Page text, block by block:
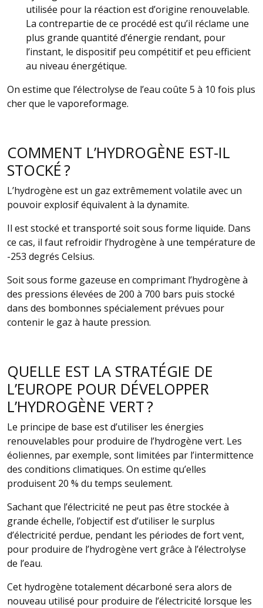
utilisée pour la réaction est d’origine renouvelable.
La contrepartie de ce procédé est qu’il réclame une
plus grande quantité d’énergie rendant, pour
l’instant, le dispositif peu compétitif et peu efficient
au niveau énergétique.
On estime que l’électrolyse de l’eau coûte 5 à 10 fois plus
cher que le vaporeformage.
COMMENT L’HYDROGÈNE EST-IL
STOCKÉ ?
L’hydrogène est un gaz extrêmement volatile avec un
pouvoir explosif équivalent à la dynamite.
Il est stocké et transporté soit sous forme liquide. Dans
ce cas, il faut refroidir l’hydrogène à une température de
-253 degrés Celsius.
Soit sous forme gazeuse en comprimant l’hydrogène à
des pressions élevées de 200 à 700 bars puis stocké
dans des bombonnes spécialement prévues pour
contenir le gaz à haute pression.
QUELLE EST LA STRATÉGIE DE
L’EUROPE POUR DÉVELOPPER
L’HYDROGÈNE VERT ?
Le principe de base est d’utiliser les énergies
renouvelables pour produire de l’hydrogène vert. Les
éoliennes, par exemple, sont limitées par l’intermittence
des conditions climatiques. On estime qu’elles
produisent 20 % du temps seulement.
Sachant que l’électricité ne peut pas être stockée à
grande échelle, l’objectif est d’utiliser le surplus
d’électricité perdue, pendant les périodes de fort vent,
pour produire de l’hydrogène vert grâce à l’électrolyse
de l’eau.
Cet hydrogène totalement décarboné sera alors de
nouveau utilisé pour produire de l’électricité lorsque les